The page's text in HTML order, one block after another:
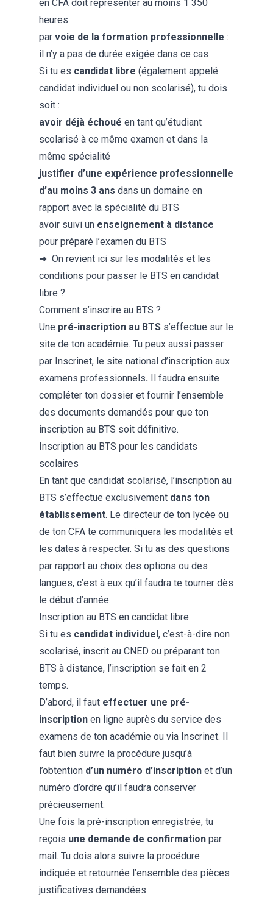
en CFA doit représenter au moins 1 350
heures
par voie de la formation professionnelle :
il n’y a pas de durée exigée dans ce cas
Si tu es candidat libre (également appelé
candidat individuel ou non scolarisé), tu dois
soit :
avoir déjà échoué en tant qu’étudiant
scolarisé à ce même examen et dans la
même spécialité
justifier d’une expérience professionnelle
d’au moins 3 ans dans un domaine en
rapport avec la spécialité du BTS
avoir suivi un enseignement à distance
pour préparé l’examen du BTS
➜ On revient ici sur les modalités et les
conditions pour passer le BTS en candidat
libre ?
Comment s’inscrire au BTS ?
Une pré-inscription au BTS s’effectue sur le
site de ton académie. Tu peux aussi passer
par Inscrinet, le site national d’inscription aux
examens professionnels. Il faudra ensuite
compléter ton dossier et fournir l’ensemble
des documents demandés pour que ton
inscription au BTS soit définitive.
Inscription au BTS pour les candidats
scolaires
En tant que candidat scolarisé, l’inscription au
BTS s’effectue exclusivement dans ton
établissement. Le directeur de ton lycée ou
de ton CFA te communiquera les modalités et
les dates à respecter. Si tu as des questions
par rapport au choix des options ou des
langues, c’est à eux qu’il faudra te tourner dès
le début d’année.
Inscription au BTS en candidat libre
Si tu es candidat individuel , c’est-à-dire non
scolarisé, inscrit au CNED ou préparant ton
BTS à distance, l’inscription se fait en 2
temps.
D’abord, il faut effectuer une pré-
inscription en ligne auprès du service des
examens de ton académie ou via Inscrinet. Il
faut bien suivre la procédure jusqu’à
l’obtention d’un numéro d’inscription et d’un
numéro d’ordre qu’il faudra conserver
précieusement.
Une fois la pré-inscription enregistrée, tu
reçois une demande de confirmation par
mail. Tu dois alors suivre la procédure
indiquée et retournée l’ensemble des pièces
justificatives demandées